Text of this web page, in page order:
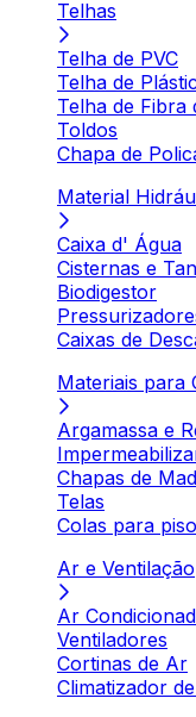
Telhas
Telha de PVC
Telha de
Telha de Fibra
Toldos
Chapa de
Material
Caixa d' Água
Cisternas e
Biodigestor
Caixas de
Materiais para
Argamassa e
Chapas de
Telas
Colas para piso
Ar e Ventilação
Ar
Ventiladores
Cortinas de Ar
Climatizador